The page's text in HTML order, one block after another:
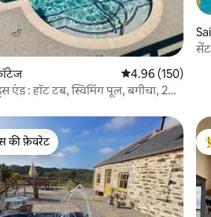
समीक्षाएँ
औसत रेटिंग 5 में से
4.96 (150)
: हॉट टब, स्विमिंग पूल, बगीचा, 2
सेंट
टॉप फ़ेवरेट
की फ़ेवरेट